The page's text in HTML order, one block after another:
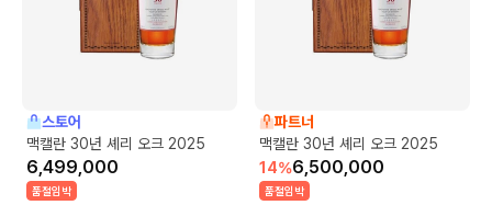
스토어
맥캘란 30년 셰리 오크 2025
6,499,000
품절임박
파트너
맥캘란 30년 셰리 오크 2025
14%6,500,000
품절임박